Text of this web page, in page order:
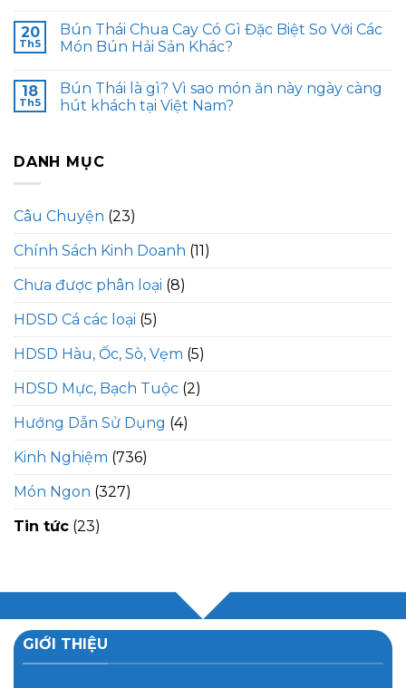
20
Th5
Bún Thái Chua Cay Có Gì Đặc Biệt So Với Các
Món Bún Hải Sản Khác?
18
Th5
Bún Thái là gì? Vì sao món ăn này ngày càng
hút khách tại Việt Nam?
DANH MỤC
Câu Chuyện (23)
Chính Sách Kinh Doanh (11)
Chưa được phân loại (8)
HDSD Cá các loại (5)
HDSD Hàu, Ốc, Sò, Vẹm (5)
HDSD Mực, Bạch Tuộc (2)
Hướng Dẫn Sử Dụng (4)
Kinh Nghiệm (736)
Món Ngon (327)
Tin tức (23)
GIỚI THIỆU